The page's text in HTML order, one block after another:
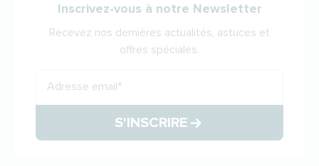
Inscrivez-vous à notre Newsletter
Recevez nos dernières actualités, astuces et
offres spéciales.
Adresse email*
S'INSCRIRE